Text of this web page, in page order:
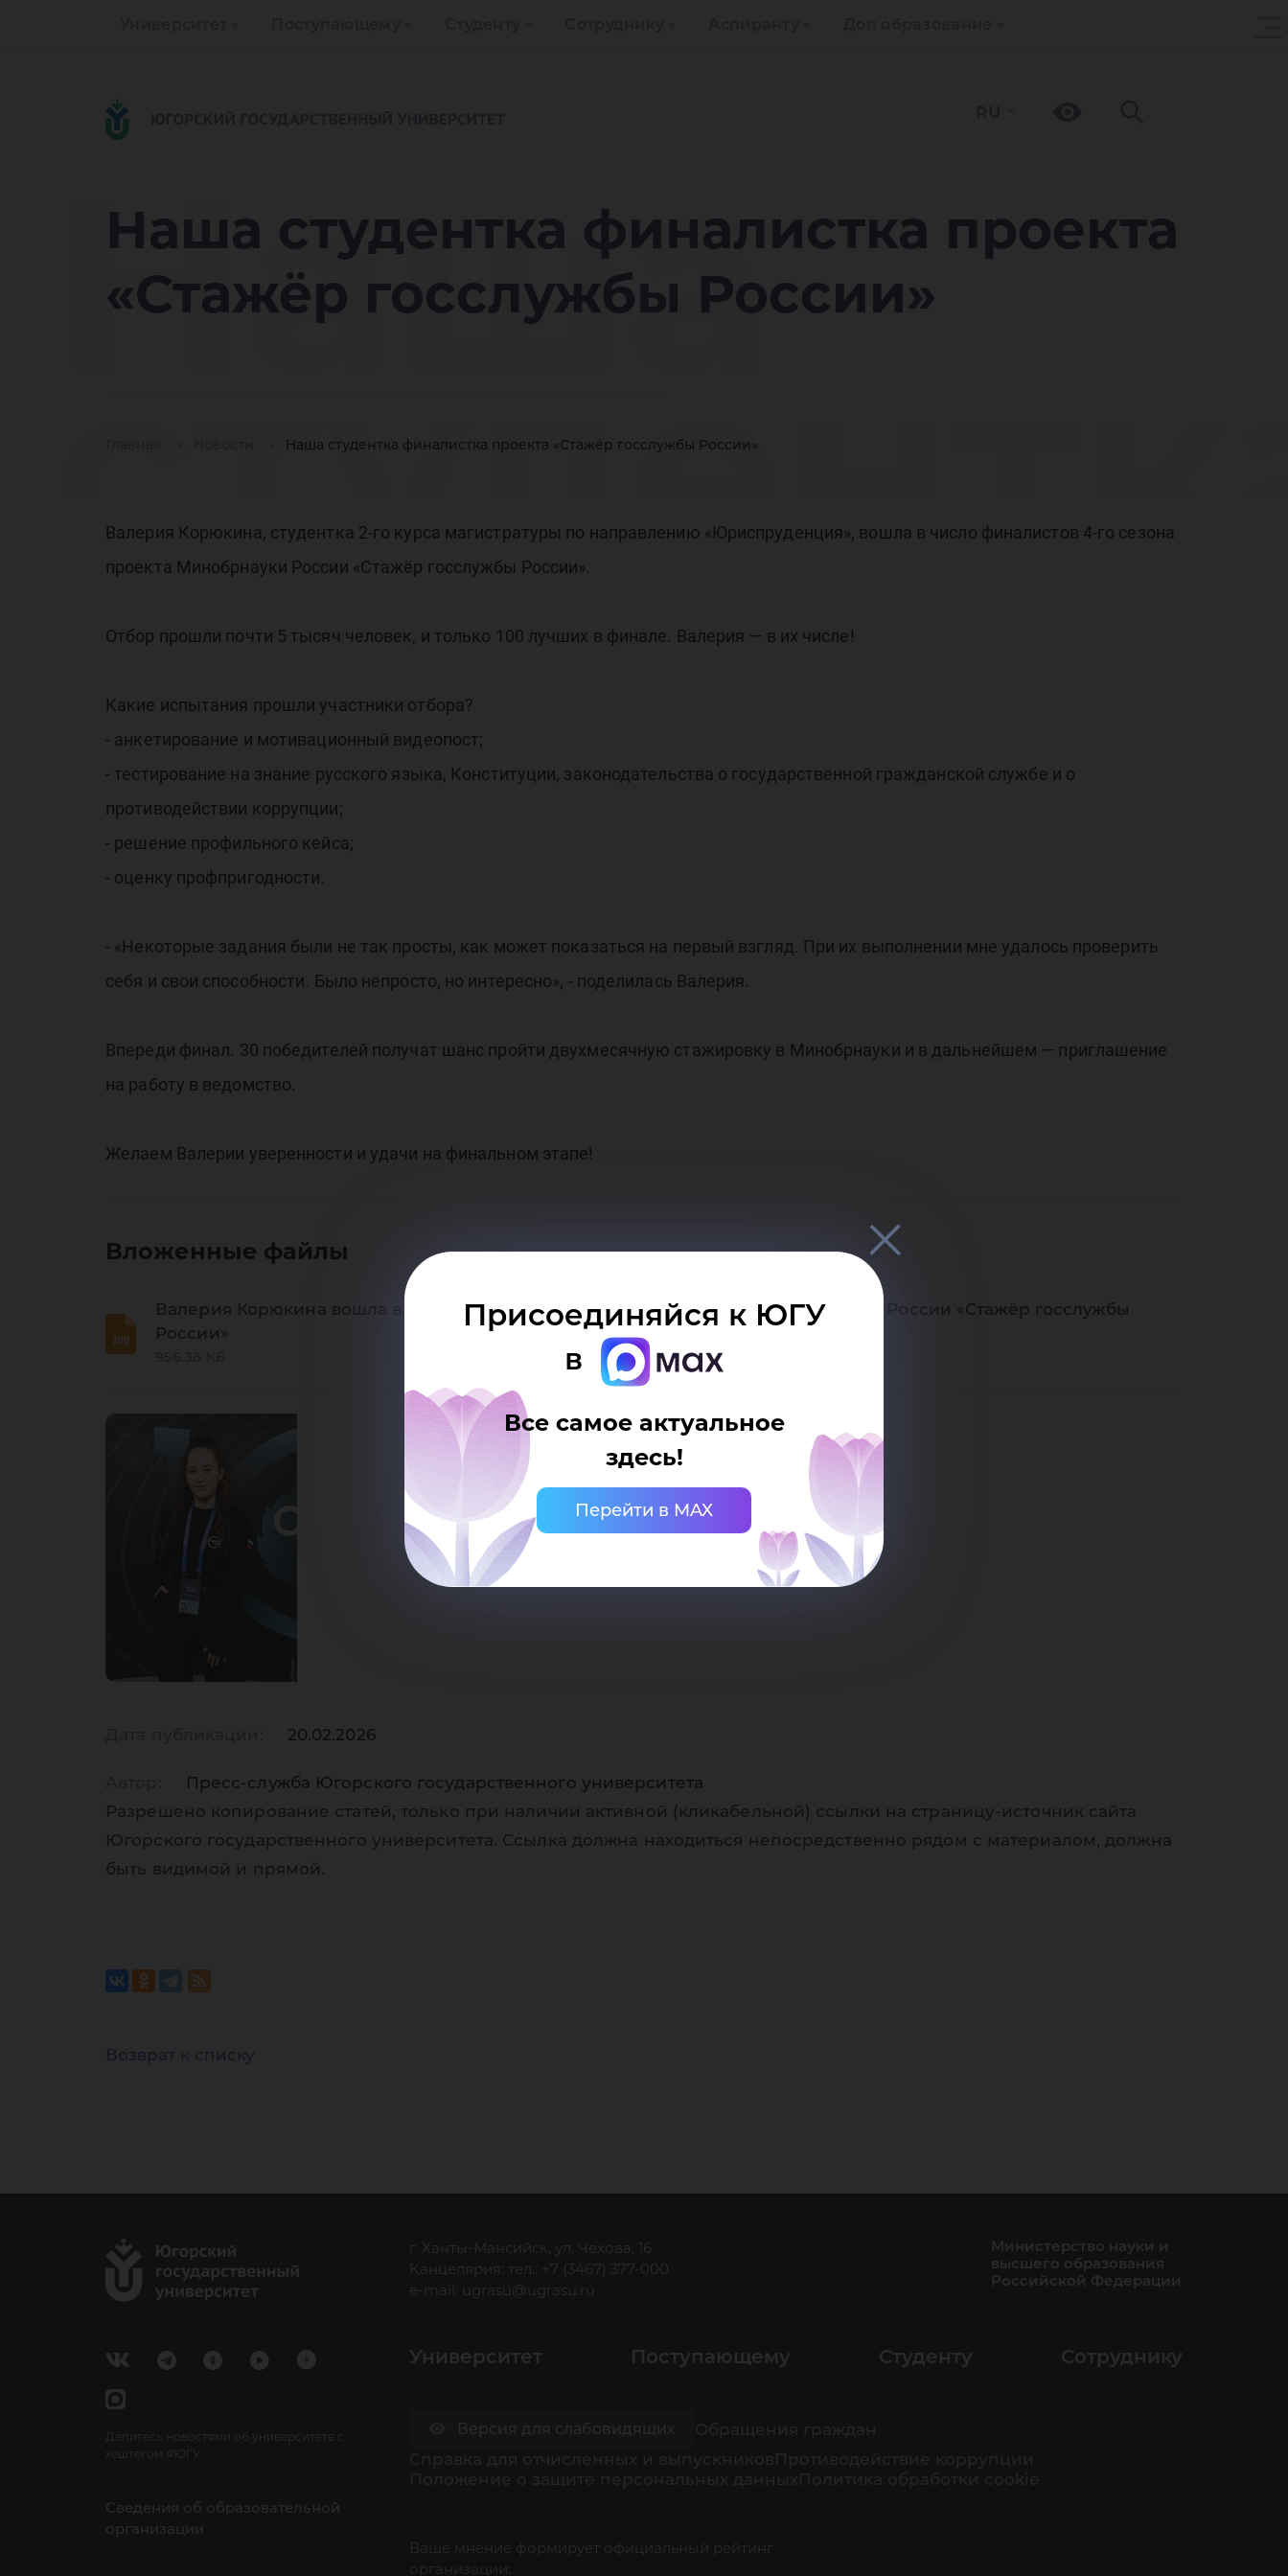
Наша студентка финалистка проекта
«Стажёр госслужбы России»
Наша студентка финалистка проекта «Стажёр госслужбы России»
Наша
проекта
«Стажёр
России»
Присоединяйся к ЮГУ
в
Все самое актуальное
здесь!
Перейти в MAX
Валерия Корюкина, студентка 2-го курса магистратуры по направлению «Юриспруденция», вошла в число финалистов 4-го сезона
проекта Минобрнауки России «Стажёр госслужбы России».
Отбор прошли почти 5 тысяч человек, и только 100 лучших в финале. Валерия — в их числе!
Какие испытания прошли участники отбора?
- анкетирование и мотивационный видеопост;
- тестирование на знание русского языка, Конституции, законодательства о государственной гражданской службе и о
противодействии коррупции;
- решение профильного кейса;
- оценку профпригодности.
- «Некоторые задания были не так просты, как может показаться на первый взгляд. При их выполнении мне удалось проверить
себя и свои способности. Было непросто, но интересно», - поделилась Валерия.
Впереди финал. 30 победителей получат шанс пройти двухмесячную стажировку в Минобрнауки и в дальнейшем — приглашение
на работу в ведомство.
Желаем Валерии уверенности и удачи на финальном этапе!
Вложенные файлы
Валерия Корюкина вошла в число финалистов 4-го сезона проекта Минобрнауки России «Стажёр госслужбы
России»
20.02.2026
Пресс-служба Югорского государственного университета
Разрешено копирование статей, только при наличии активной (кликабельной) ссылки на страницу-источник сайта
Югорского государственного университета. Ссылка должна находиться непосредственно рядом с материалом, должна
быть видимой и прямой.
Возврат к списку
Делитесь новостями об университете с
хештегом #ЮГУ
Сведения об образовательной
организации
г. Ханты-Мансийск, ул. Чехова, 16
Канцелярия: тел.: +7 (3467) 377-000
e-mail:
ugrasu@ugrasu.ru
Министерство науки и
высшего образования
Российской Федерации
Университет Поступающему Студенту Сотруднику
Ваше мнение формирует официальный рейтинг
организации: